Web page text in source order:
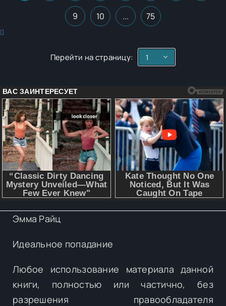
9 10 ... 75
Перейти на страницу:
Эмма Райц
Идеальное попадание
Любое использование материала данной
книги, полностью или частично, без
разрешения правообладателя